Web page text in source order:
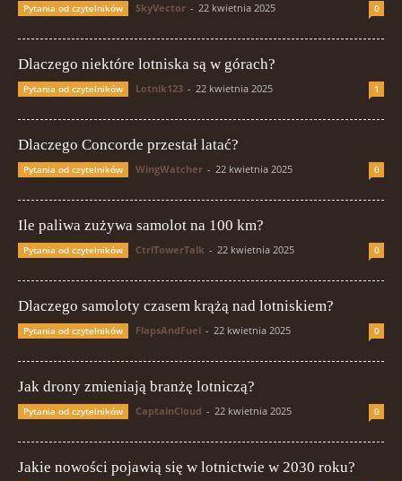
Pytania od czytelników SkyVector - 22 kwietnia 2025 0
Dlaczego niektóre lotniska są w górach?
Pytania od czytelników Lotnik123 - 22 kwietnia 2025 1
Dlaczego Concorde przestał latać?
Pytania od czytelników WingWatcher - 22 kwietnia 2025 0
Ile paliwa zużywa samolot na 100 km?
Pytania od czytelników CtrlTowerTalk - 22 kwietnia 2025 0
Dlaczego samoloty czasem krążą nad lotniskiem?
Pytania od czytelników FlapsAndFuel - 22 kwietnia 2025 0
Jak drony zmieniają branżę lotniczą?
Pytania od czytelników CaptainCloud - 22 kwietnia 2025 0
Jakie nowości pojawią się w lotnictwie w 2030 roku?